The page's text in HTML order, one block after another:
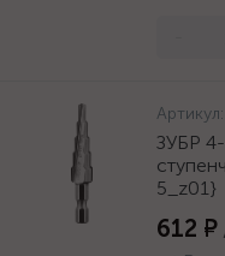
Артикул:
ЗУБР
5_z01}
612 ₽